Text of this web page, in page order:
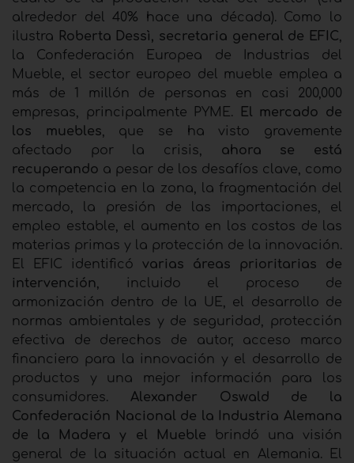
alrededor del 40% hace una década). Como lo
ilustra Roberta Dessì, secretaria general de EFIC,
la Confederación Europea de Industrias del
Mueble, el sector europeo del mueble emplea a
más de 1 millón de personas en casi 200,000
empresas, principalmente PYME.
El mercado de
los muebles, que se ha visto gravemente
afectado por la crisis, ahora se está
recuperando a pesar de los desafíos clave, como
la competencia en la zona, la fragmentación del
mercado, la presión de las importaciones, el
empleo estable, el aumento en los costos de las
materias primas y la protección de la innovación.
El EFIC identificó varias áreas prioritarias de
intervención, incluido el proceso de
armonización dentro de la UE, el desarrollo de
normas ambientales y de seguridad, protección
efectiva de derechos de autor, acceso marco
financiero para la innovación y el desarrollo de
productos y una mejor información para los
consumidores. Alexander Oswald de la
Confederación Nacional de la Industria Alemana
de la Madera y el Mueble brindó una visión
general de la situación actual en Alemania. El